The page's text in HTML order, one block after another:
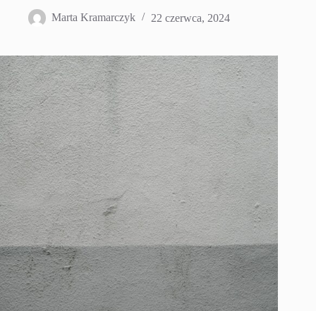
Marta Kramarczyk 22 czerwca, 2024